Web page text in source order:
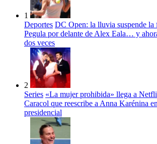
1
Deportes DC Open: la lluvia suspende la
Pegula por delante de Alex Eala… y
dos veces
2
Series «La mujer prohibida» llega a
Caracol que reescribe a Anna Karénina
presidencial